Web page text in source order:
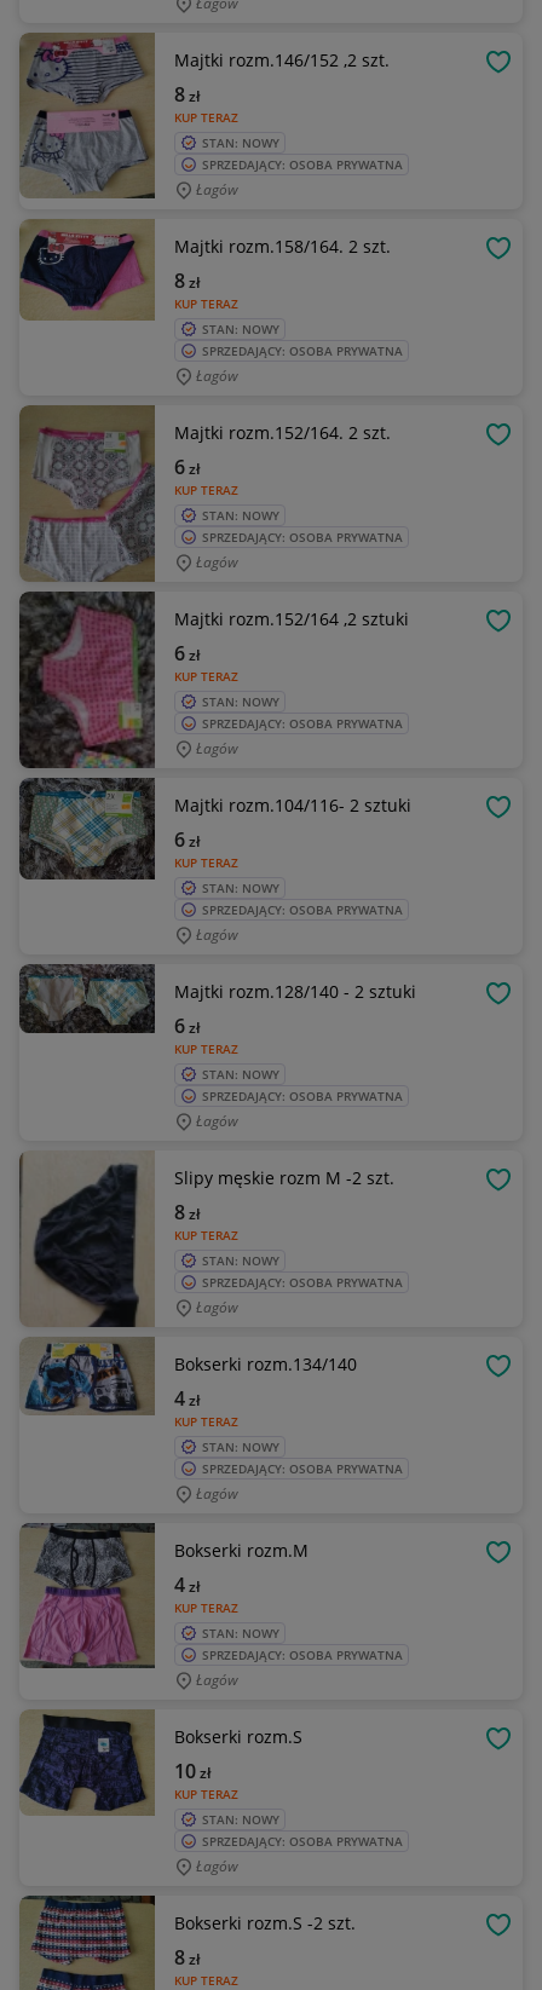
Majtki rozm.146/152 ,2 szt.
KUP TERAZ
8zł
STAN: NOWY
SPRZEDAJĄCY: OSOBA PRYWATNA
Łagów
Majtki rozm.158/164. 2 szt.
KUP TERAZ
8zł
STAN: NOWY
SPRZEDAJĄCY: OSOBA PRYWATNA
Łagów
Majtki rozm.152/164. 2 szt.
KUP TERAZ
6zł
STAN: NOWY
SPRZEDAJĄCY: OSOBA PRYWATNA
Łagów
Majtki rozm.152/164 ,2 sztuki
KUP TERAZ
6zł
STAN: NOWY
SPRZEDAJĄCY: OSOBA PRYWATNA
Łagów
Majtki rozm.104/116- 2 sztuki
KUP TERAZ
6zł
STAN: NOWY
SPRZEDAJĄCY: OSOBA PRYWATNA
Łagów
Majtki rozm.128/140 - 2 sztuki
KUP TERAZ
6zł
STAN: NOWY
SPRZEDAJĄCY: OSOBA PRYWATNA
Łagów
Slipy męskie rozm M -2 szt.
KUP TERAZ
8zł
STAN: NOWY
SPRZEDAJĄCY: OSOBA PRYWATNA
Łagów
Bokserki rozm.134/140
KUP TERAZ
4zł
STAN: NOWY
SPRZEDAJĄCY: OSOBA PRYWATNA
Łagów
Bokserki rozm.M
KUP TERAZ
4zł
STAN: NOWY
SPRZEDAJĄCY: OSOBA PRYWATNA
Łagów
Bokserki rozm.S
KUP TERAZ
10zł
STAN: NOWY
SPRZEDAJĄCY: OSOBA PRYWATNA
Łagów
Bokserki rozm.S -2 szt.
KUP TERAZ
8zł